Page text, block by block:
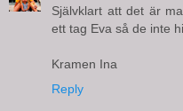
Självklart att det är
ett tag Eva så de inte
Kramen Ina
Reply